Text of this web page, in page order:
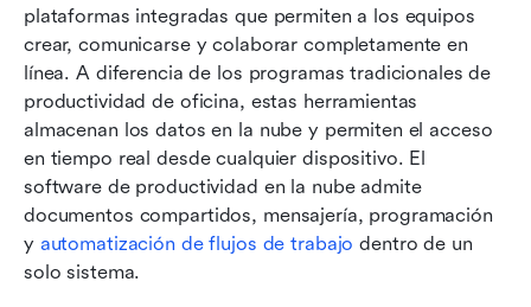
plataformas integradas que permiten a los equipos
crear, comunicarse y colaborar completamente en
línea. A diferencia de los programas tradicionales de
productividad de oficina, estas herramientas
almacenan los datos en la nube y permiten el acceso
en tiempo real desde cualquier dispositivo. El
software de productividad en la nube admite
documentos compartidos, mensajería, programación
y automatización de flujos de trabajo dentro de un
solo sistema.